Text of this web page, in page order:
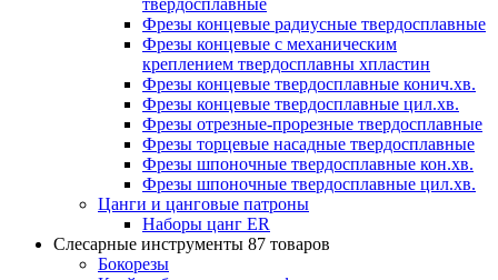
твердосплавные
Фрезы концевые радиусные твердосплавные
Фрезы концевые с механическим
креплением твердосплавны хпластин
Фрезы концевые твердосплавные конич.хв.
Фрезы концевые твердосплавные цил.хв.
Фрезы отрезные-прорезные твердосплавные
Фрезы торцевые насадные твердосплавные
Фрезы шпоночные твердосплавные кон.хв.
Фрезы шпоночные твердосплавные цил.хв.
Цанги и цанговые патроны
Наборы цанг ER
Слесарные инструменты 87 товаров
Бокорезы